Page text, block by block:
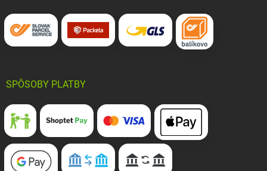
SPÔSOBY PLATBY